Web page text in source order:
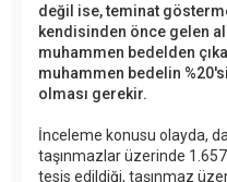
değil ise, teminat
kendisinden önce gelen
muhammen bedelden
muhammen bedelin
olması gerekir.
İnceleme konusu olayda,
taşınmazlar üzerinde
tesis edildiği, taşınmaz